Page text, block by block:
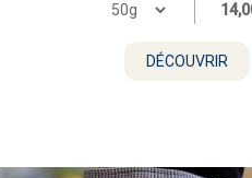
DÉCOUVRIR